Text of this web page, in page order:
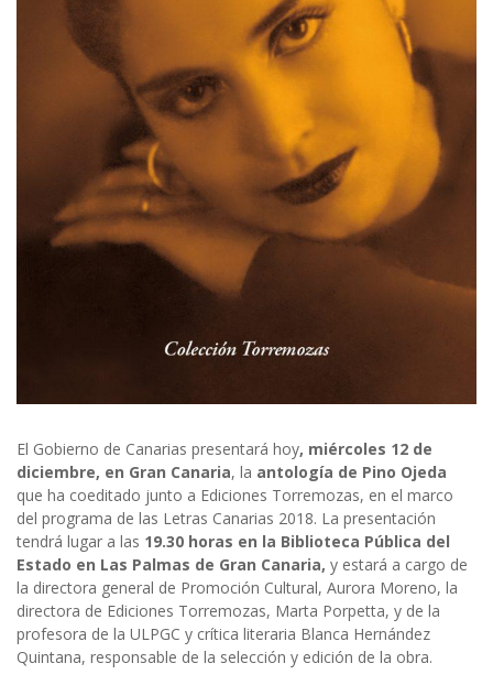
El Gobierno de Canarias presentará hoy, miércoles 12 de
diciembre, en Gran Canaria, la antología de Pino Ojeda
que ha coeditado junto a Ediciones Torremozas, en el marco
del programa de las Letras Canarias 2018. La presentación
tendrá lugar a las 19.30 horas en la Biblioteca Pública del
Estado en Las Palmas de Gran Canaria, y estará a cargo de
la directora general de Promoción Cultural, Aurora Moreno, la
directora de Ediciones Torremozas, Marta Porpetta, y de la
profesora de la ULPGC y crítica literaria Blanca Hernández
Quintana, responsable de la selección y edición de la obra.